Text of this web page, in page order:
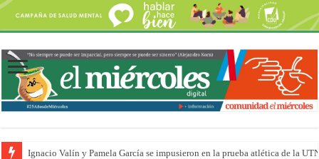
Ignacio Valín y Pamela García se impusieron en la prueba atlética de la